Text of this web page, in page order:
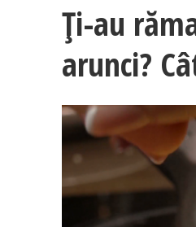
Ți-au
arunci?